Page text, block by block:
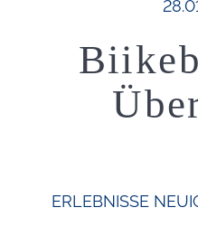
ERLEBNISSE